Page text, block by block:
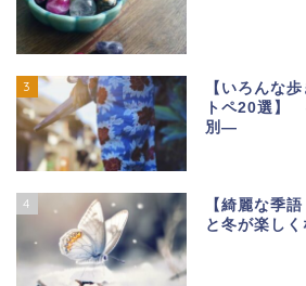
3
【いろんな
トペ20選】
別―
4
【綺麗な季
と冬が楽し